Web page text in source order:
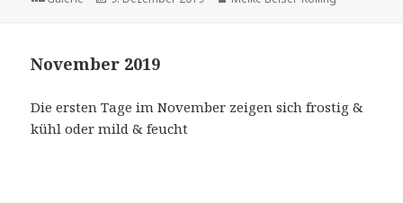
November 2019
Die ersten Tage im November zeigen sich frostig &
kühl oder mild & feucht